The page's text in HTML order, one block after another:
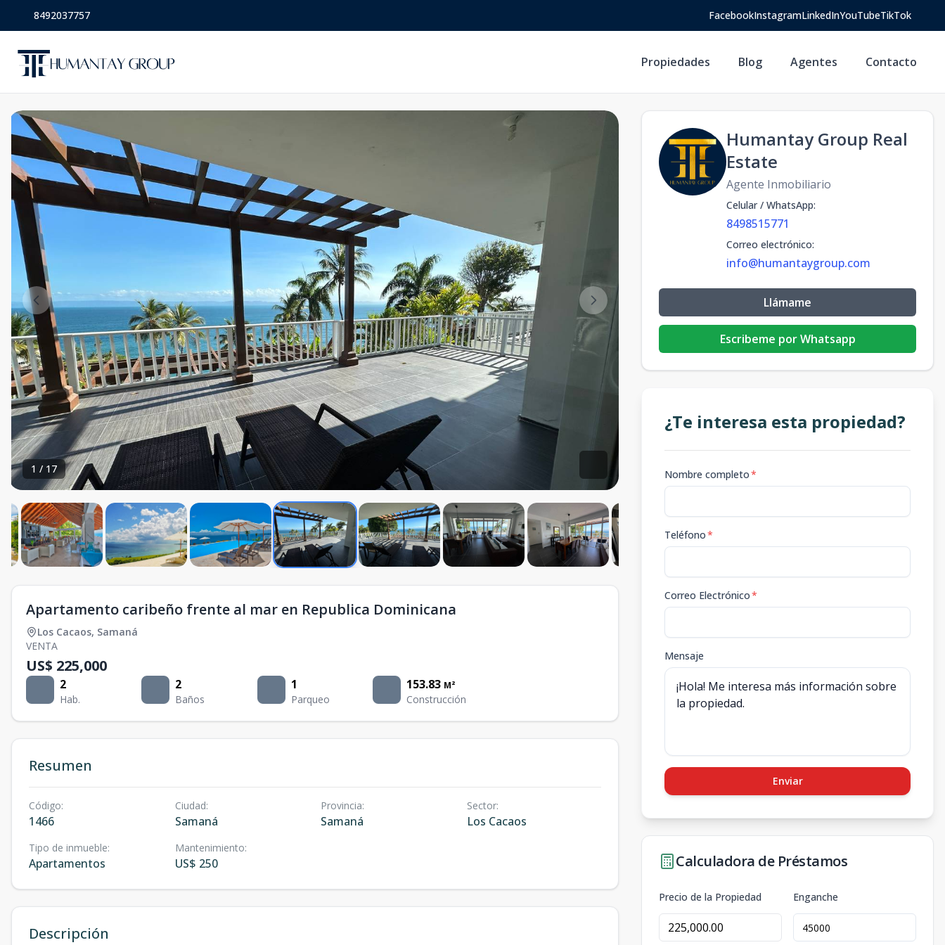
8492037757 FacebookInstagramLinkedInYouTubeTikTok
Propiedades Blog Agentes Contacto
1 / 17
Apartamento caribeño frente al mar en Republica Dominicana
Los Cacaos, Samaná
VENTA
US$ 225,000
2
Hab.
2
Baños
1
Parqueo
153.83 M²
Construcción
Resumen
Código:
1466
Ciudad:
Samaná
Provincia:
Samaná
Sector:
Los Cacaos
Tipo de inmueble:
Apartamentos
Mantenimiento:
US$ 250
Descripción
Humantay Group Real
Estate
Agente Inmobiliario
Celular / WhatsApp:
8498515771
Correo electrónico:
info@humantaygroup.com
Llámame
Escribeme por Whatsapp
¿Te interesa esta propiedad?
Nombre completo*
Teléfono*
Correo Electrónico*
Mensaje
Enviar
Calculadora de Préstamos
Precio de la Propiedad Enganche